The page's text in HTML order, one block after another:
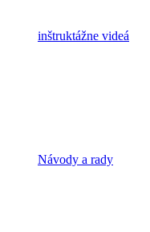
inštruktážne videá
Návody a rady